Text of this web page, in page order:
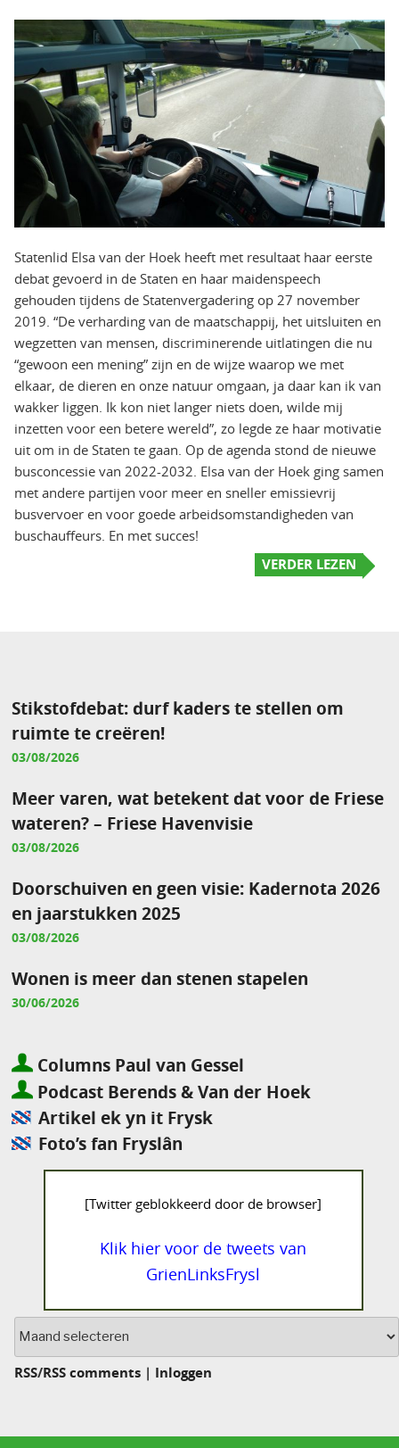
Statenlid Elsa van der Hoek heeft met resultaat haar eerste
debat gevoerd in de Staten en haar maidenspeech
gehouden tijdens de Statenvergadering op 27 november
2019. “De verharding van de maatschappij, het uitsluiten en
wegzetten van mensen, discriminerende uitlatingen die nu
“gewoon een mening” zijn en de wijze waarop we met
elkaar, de dieren en onze natuur omgaan, ja daar kan ik van
wakker liggen. Ik kon niet langer niets doen, wilde mij
inzetten voor een betere wereld”, zo legde ze haar motivatie
uit om in de Staten te gaan. Op de agenda stond de nieuwe
busconcessie van 2022-2032. Elsa van der Hoek ging samen
met andere partijen voor meer en sneller emissievrij
busvervoer en voor goede arbeidsomstandigheden van
buschauffeurs. En met succes!
VERDER LEZEN
Stikstofdebat: durf kaders te stellen om
ruimte te creëren!
03/08/2026
Meer varen, wat betekent dat voor de Friese
wateren? – Friese Havenvisie
03/08/2026
Doorschuiven en geen visie: Kadernota 2026
en jaarstukken 2025
03/08/2026
Wonen is meer dan stenen stapelen
30/06/2026
Columns Paul van Gessel
Podcast Berends & Van der Hoek
Artikel ek yn it Frysk
Foto’s fan Fryslân
[Twitter geblokkeerd door de browser]
Klik hier voor de tweets van
GrienLinksFrysl
RSS/RSS comments | Inloggen